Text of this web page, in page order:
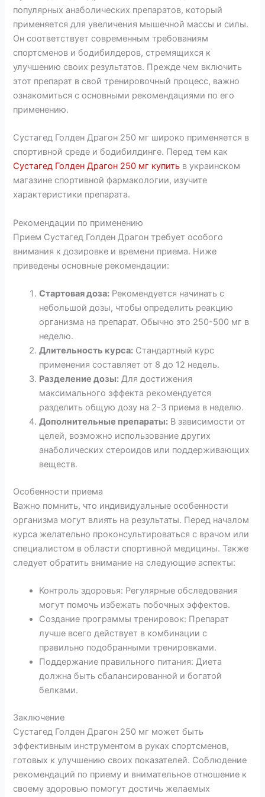
популярных анаболических препаратов, который
применяется для увеличения мышечной массы и силы.
Он соответствует современным требованиям
спортсменов и бодибилдеров, стремящихся к
улучшению своих результатов. Прежде чем включить
этот препарат в свой тренировочный процесс, важно
ознакомиться с основными рекомендациями по его
применению.
Сустагед Голден Драгон 250 мг широко применяется в
спортивной среде и бодибилдинге. Перед тем как
Сустагед Голден Драгон 250 мг купить в украинском
магазине спортивной фармакологии, изучите
характеристики препарата.
Рекомендации по применению
Прием Сустагед Голден Драгон требует особого
внимания к дозировке и времени приема. Ниже
приведены основные рекомендации:
Стартовая доза: Рекомендуется начинать с
небольшой дозы, чтобы определить реакцию
организма на препарат. Обычно это 250-500 мг в
неделю.
Длительность курса: Стандартный курс
применения составляет от 8 до 12 недель.
Разделение дозы: Для достижения
максимального эффекта рекомендуется
разделить общую дозу на 2-3 приема в неделю.
Дополнительные препараты: В зависимости от
целей, возможно использование других
анаболических стероидов или поддерживающих
веществ.
Особенности приема
Важно помнить, что индивидуальные особенности
организма могут влиять на результаты. Перед началом
курса желательно проконсультироваться с врачом или
специалистом в области спортивной медицины. Также
следует обратить внимание на следующие аспекты:
Контроль здоровья: Регулярные обследования
могут помочь избежать побочных эффектов.
Создание программы тренировок: Препарат
лучше всего действует в комбинации с
правильно подобранными тренировками.
Поддержание правильного питания: Диета
должна быть сбалансированной и богатой
белками.
Заключение
Сустагед Голден Драгон 250 мг может быть
эффективным инструментом в руках спортсменов,
готовых к улучшению своих показателей. Соблюдение
рекомендаций по приему и внимательное отношение к
своему здоровью помогут достичь желаемых